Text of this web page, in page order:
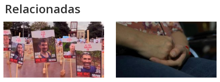
Relacionadas